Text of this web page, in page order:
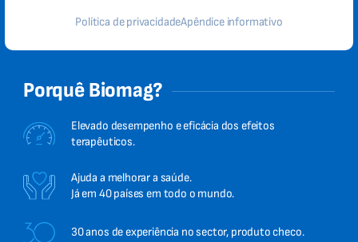
Política de privacidadeApêndice informativo
Porquê Biomag?
Elevado desempenho e eficácia dos efeitos
terapêuticos.
Ajuda a melhorar a saúde.
Já em 40 países em todo o mundo.
30 anos de experiência no sector, produto checo.